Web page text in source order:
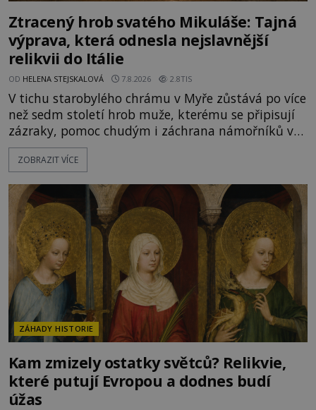
Ztracený hrob svatého Mikuláše: Tajná
výprava, která odnesla nejslavnější
relikvii do Itálie
OD HELENA STEJSKALOVÁ 7.8.2026 2.8TIS
V tichu starobylého chrámu v Myře zůstává po více
než sedm století hrob muže, kterému se připisují
zázraky, pomoc chudým i záchrana námořníků v
bouřích. Pak ale přichází rok 1087 a klidné místo
se mění v dějiště podivné noční výpravy. Skupina
Mikuláše a odváží jeho ostatky přes moře do Bari.
Je to zbožná záchrana před nebezpečím, nebo
promyšlená krádež,
ZOBRAZIT VÍCE
ZÁHADY HISTORIE
Kam zmizely ostatky světců? Relikvie,
které putují Evropou a dodnes budí
úžas